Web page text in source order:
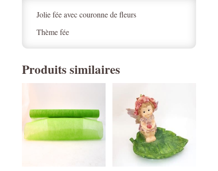
Jolie fée avec couronne de fleurs
Thème fée
Produits similaires